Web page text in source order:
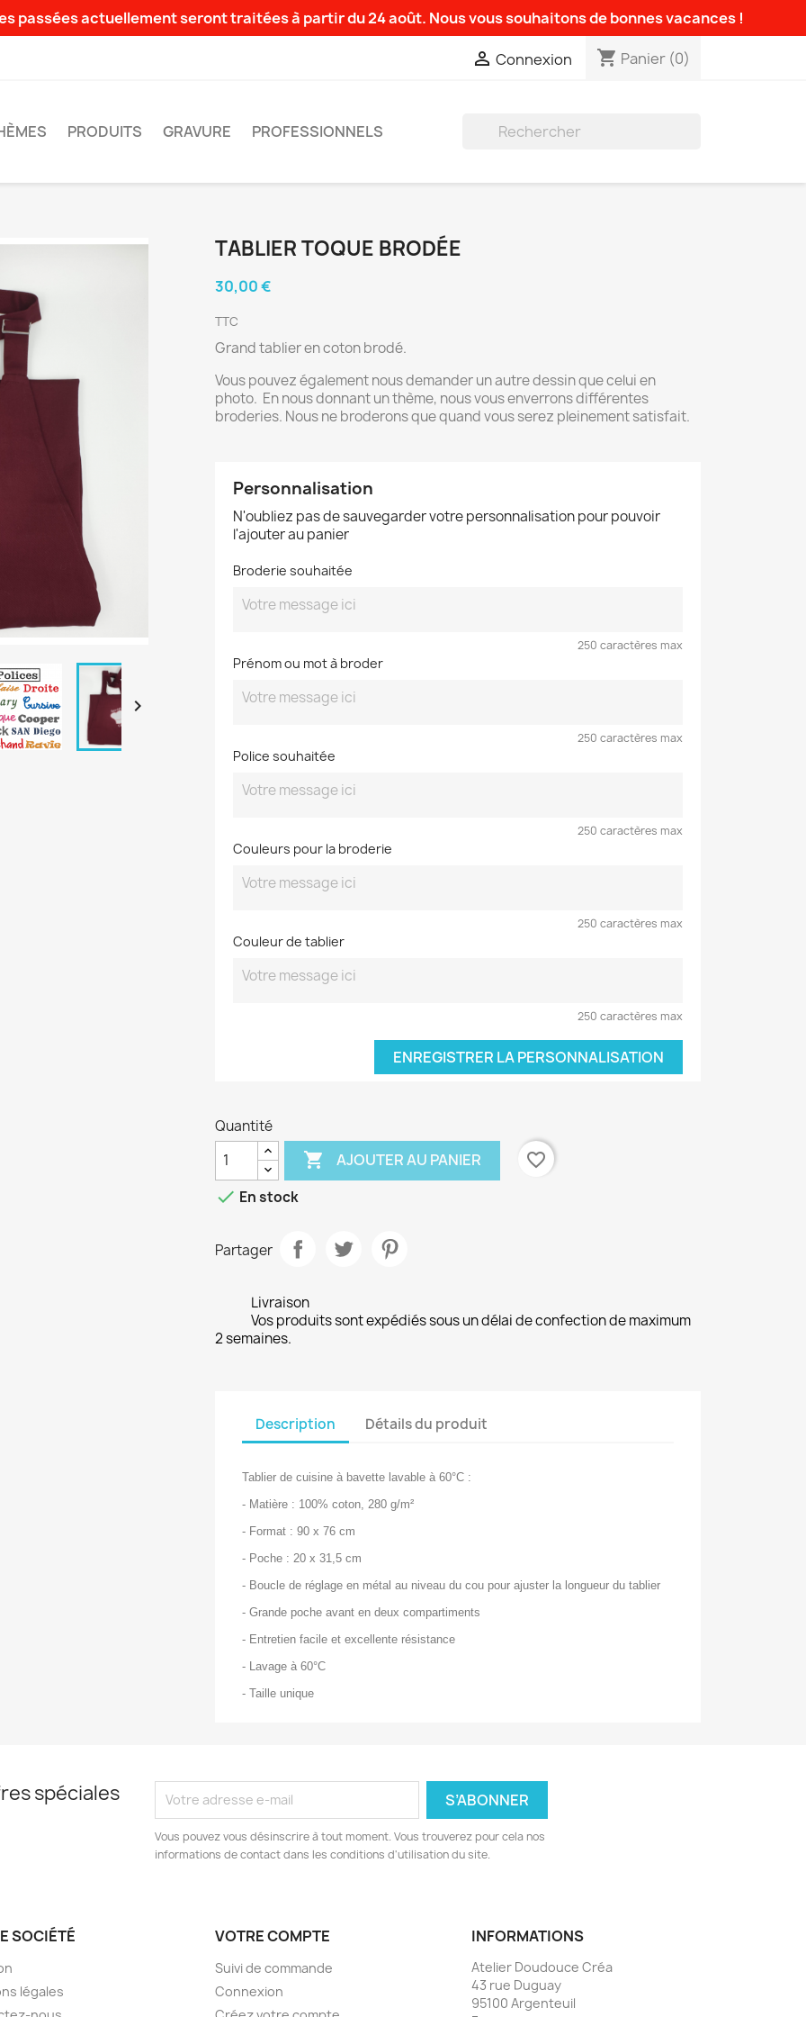
passées actuellement seront traitées à partir du 24 août. Nous vous souhaitons de bonnes vacances !
 Connexion shopping_cart Panier (0)
PRODUITS GRAVURE PROFESSIONNELS

TABLIER TOQUE BRODÉE
30,00 €
TTC
Grand tablier en coton brodé.
Vous pouvez également nous demander un autre dessin que celui en
photo. En nous donnant un thème, nous vous enverrons différentes
broderies. Nous ne broderons que quand vous serez pleinement satisfait.
Personnalisation
N'oubliez pas de sauvegarder votre personnalisation pour pouvoir
l'ajouter au panier
Broderie souhaitée
250 caractères max
Prénom ou mot à broder
250 caractères max
Police souhaitée
250 caractères max
Couleurs pour la broderie
250 caractères max
Couleur de tablier
250 caractères max
ENREGISTRER LA PERSONNALISATION
Quantité
 AJOUTER AU PANIER
favorite_border
 En stock
Partager
Livraison
Vos produits sont expédiés sous un délai de confection de maximum
2 semaines.
Description Détails du produit
Tablier de cuisine à bavette lavable à 60°C :
- Matière : 100% coton, 280 g/m²
- Format : 90 x 76 cm
- Poche : 20 x 31,5 cm
- Boucle de réglage en métal au niveau du cou pour ajuster la longueur du tablier
- Grande poche avant en deux compartiments
- Entretien facile et excellente résistance
- Lavage à 60°C
- Taille unique
spéciales
Vous pouvez vous désinscrire à tout moment. Vous trouverez pour cela nos
informations de contact dans les conditions d'utilisation du site.
SOCIÉTÉ
légales
VOTRE COMPTE
Suivi de commande
Connexion
INFORMATIONS
Atelier Doudouce Créa
43 rue Duguay
95100 Argenteuil